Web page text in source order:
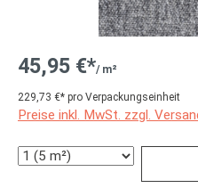
45,95 €*/ m²
229,73 €* pro Verpackungseinheit
Preise inkl. MwSt. zzgl.
Anzahl